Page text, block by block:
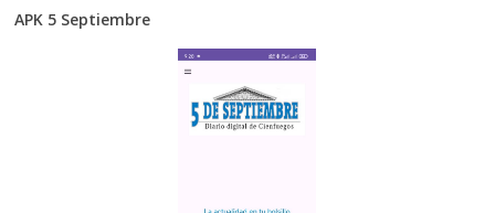
APK 5 Septiembre